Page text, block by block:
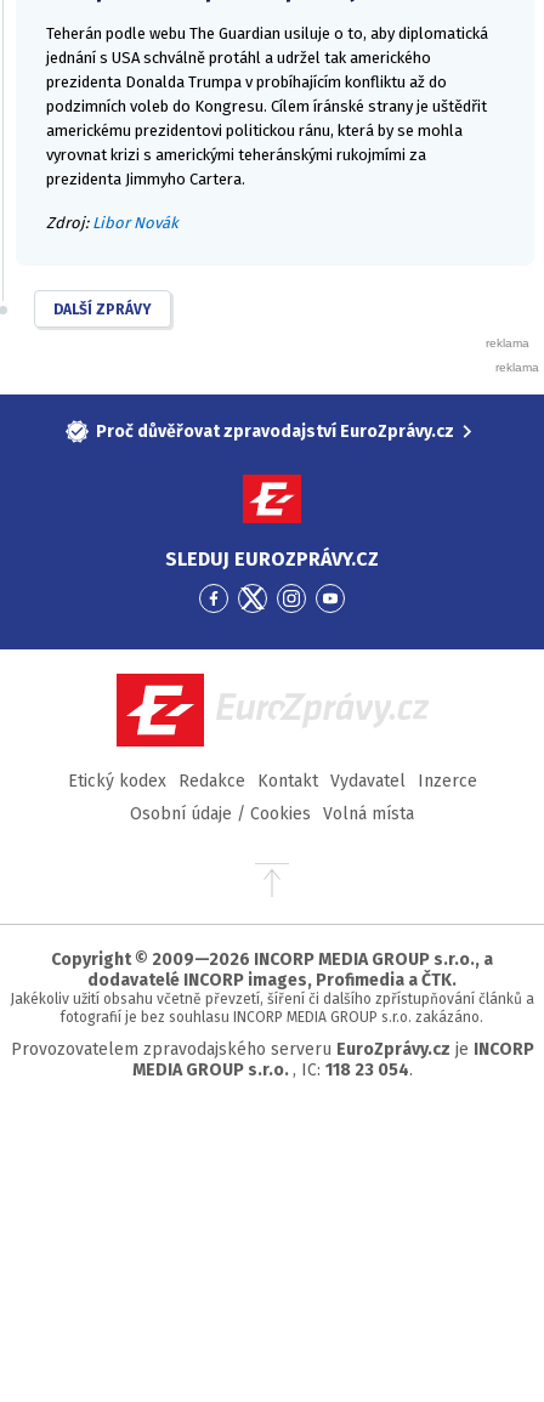
Teherán podle webu The Guardian usiluje o to, aby diplomatická
jednání s USA schválně protáhl a udržel tak amerického
prezidenta Donalda Trumpa v probíhajícím konfliktu až do
podzimních voleb do Kongresu. Cílem íránské strany je uštědřit
americkému prezidentovi politickou ránu, která by se mohla
vyrovnat krizi s americkými teheránskými rukojmími za
prezidenta Jimmyho Cartera.
Zdroj: Libor Novák
DALŠÍ ZPRÁVY
Proč důvěřovat zpravodajství EuroZprávy.cz
SLEDUJ EUROZPRÁVY.CZ
Přejít
Facebook
Přejít
Twitter
Přejít
Instagram
Přejít
YouTube
EuroZprávy.cz
Etický kodex Redakce Kontakt Vydavatel
Inzerce
Osobní údaje / Cookies
Volná místa
Přejít
stránky
Copyright © 2009—2026 INCORP MEDIA GROUP s.r.o., a
dodavatelé INCORP images, Profimedia a ČTK.
Jakékoliv užití obsahu včetně převzetí, šíření či dalšího zpřístupňování článků a
fotografií je bez souhlasu INCORP MEDIA GROUP s.r.o. zakázáno.
Provozovatelem zpravodajského serveru EuroZprávy.cz je INCORP
MEDIA GROUP s.r.o. , IC: 118 23 054.